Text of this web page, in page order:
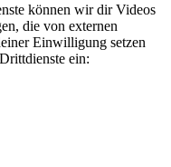
können wir dir Videos
die von externen
Einwilligung setzen
ein: